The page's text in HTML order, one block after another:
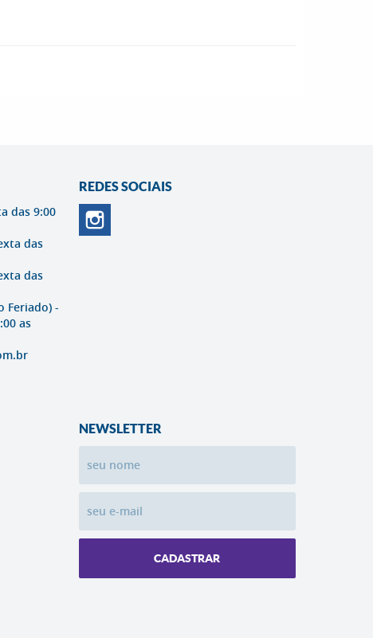
das 9:00
das
das
Feriado) -
as
REDES SOCIAIS
NEWSLETTER
CADASTRAR